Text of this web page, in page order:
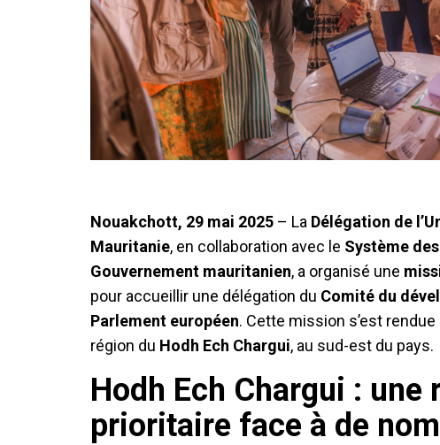
Nouakchott, 29 mai 2025 – La Délégation de
Mauritanie, en collaboration avec le Système
Gouvernement mauritanien, a organisé une
pour accueillir une délégation du Comité du
Parlement européen. Cette mission s’est
région du Hodh Ech Chargui, au sud-est du pays.
Hodh Ech Chargui : une
prioritaire face à de